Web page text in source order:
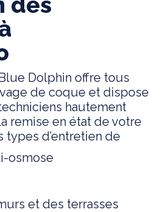
Dolphin offre tous
de coque et dispose
hautement
remise en état de votre
types d’entretien de
osmose
et des terrasses